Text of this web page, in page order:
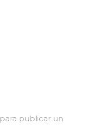
para publicar un